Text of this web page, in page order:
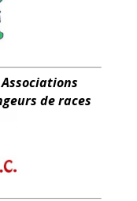
de races